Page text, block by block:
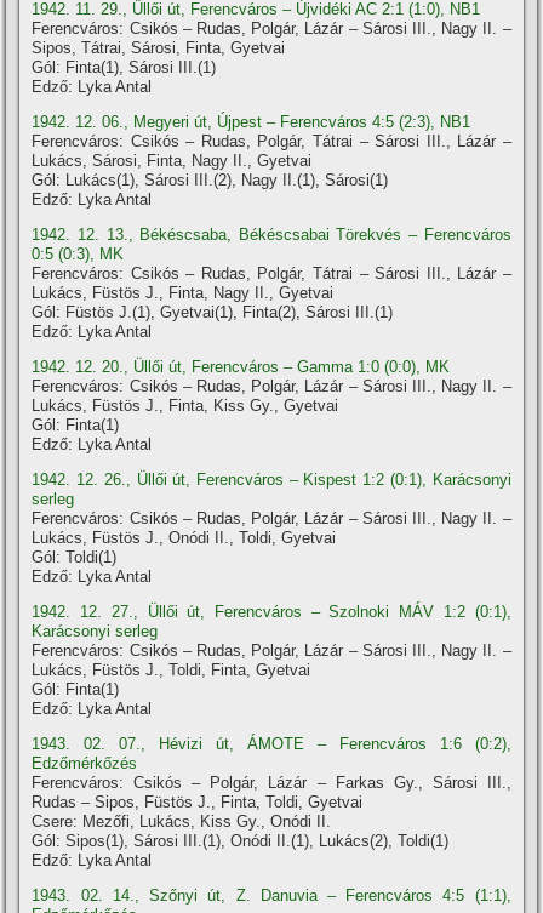
1942. 11. 29., Üllői út, Ferencváros – Újvidéki AC 2:1 (1:0), NB1
Ferencváros: Csikós – Rudas, Polgár, Lázár – Sárosi III., Nagy II. –
Sipos, Tátrai, Sárosi, Finta, Gyetvai
Gól: Finta(1), Sárosi III.(1)
Edző: Lyka Antal
1942. 12. 06., Megyeri út, Újpest – Ferencváros 4:5 (2:3), NB1
Ferencváros: Csikós – Rudas, Polgár, Tátrai – Sárosi III., Lázár –
Lukács, Sárosi, Finta, Nagy II., Gyetvai
Gól: Lukács(1), Sárosi III.(2), Nagy II.(1), Sárosi(1)
Edző: Lyka Antal
1942. 12. 13., Békéscsaba, Békéscsabai Törekvés – Ferencváros
0:5 (0:3), MK
Ferencváros: Csikós – Rudas, Polgár, Tátrai – Sárosi III., Lázár –
Lukács, Füstös J., Finta, Nagy II., Gyetvai
Gól: Füstös J.(1), Gyetvai(1), Finta(2), Sárosi III.(1)
Edző: Lyka Antal
1942. 12. 20., Üllői út, Ferencváros – Gamma 1:0 (0:0), MK
Ferencváros: Csikós – Rudas, Polgár, Lázár – Sárosi III., Nagy II. –
Lukács, Füstös J., Finta, Kiss Gy., Gyetvai
Gól: Finta(1)
Edző: Lyka Antal
1942. 12. 26., Üllői út, Ferencváros – Kispest 1:2 (0:1), Karácsonyi
serleg
Ferencváros: Csikós – Rudas, Polgár, Lázár – Sárosi III., Nagy II. –
Lukács, Füstös J., Onódi II., Toldi, Gyetvai
Gól: Toldi(1)
Edző: Lyka Antal
1942. 12. 27., Üllői út, Ferencváros – Szolnoki MÁV 1:2 (0:1),
Karácsonyi serleg
Ferencváros: Csikós – Rudas, Polgár, Lázár – Sárosi III., Nagy II. –
Lukács, Füstös J., Toldi, Finta, Gyetvai
Gól: Finta(1)
Edző: Lyka Antal
1943. 02. 07., Hévizi út, ÁMOTE – Ferencváros 1:6 (0:2),
Edzőmérkőzés
Ferencváros: Csikós – Polgár, Lázár – Farkas Gy., Sárosi III.,
Rudas – Sipos, Füstös J., Finta, Toldi, Gyetvai
Csere: Mezőfi, Lukács, Kiss Gy., Onódi II.
Gól: Sipos(1), Sárosi III.(1), Onódi II.(1), Lukács(2), Toldi(1)
Edző: Lyka Antal
1943. 02. 14., Szőnyi út, Z. Danuvia – Ferencváros 4:5 (1:1),